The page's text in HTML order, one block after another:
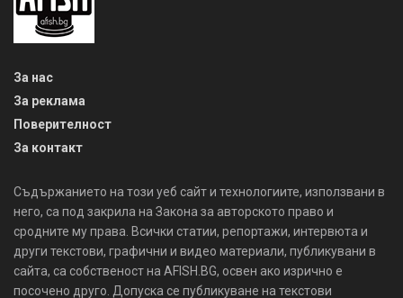
За нас
За реклама
Поверителност
За контакт
Съдържанието на този уеб сайт и технологиите, използвани в
него, са под закрила на Закона за авторското право и
сродните му права. Всички статии, репортажи, интервюта и
други текстови, графични и видео материали, публикувани в
сайта, са собственост на AFISH.BG, освен ако изрично е
посочено друго. Допуска се публикуване на текстови